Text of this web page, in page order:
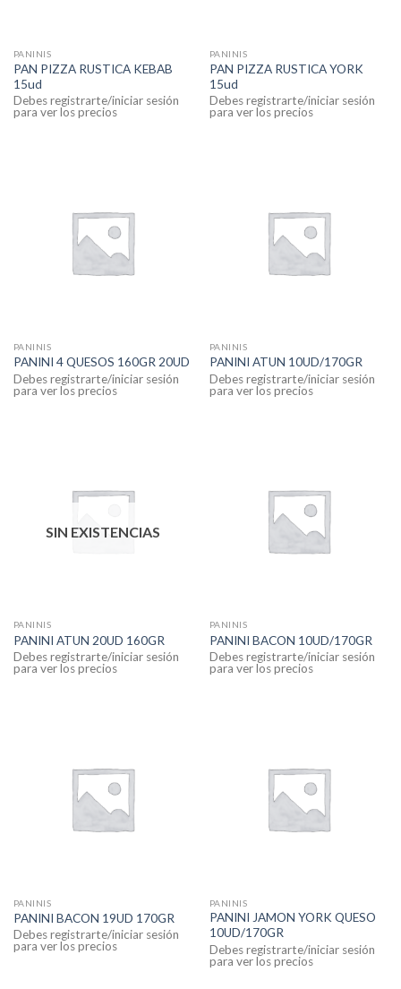
PANINIS
PAN PIZZA RUSTICA KEBAB
15ud
Debes registrarte/iniciar sesión
para ver los precios
PANINIS
PAN PIZZA RUSTICA YORK
15ud
Debes registrarte/iniciar sesión
para ver los precios
PANINIS
PANINI 4 QUESOS 160GR 20UD
Debes registrarte/iniciar sesión
para ver los precios
PANINIS
PANINI ATUN 10UD/170GR
Debes registrarte/iniciar sesión
para ver los precios
SIN EXISTENCIAS
PANINIS
PANINI ATUN 20UD 160GR
Debes registrarte/iniciar sesión
para ver los precios
PANINIS
PANINI BACON 10UD/170GR
Debes registrarte/iniciar sesión
para ver los precios
PANINIS
PANINI BACON 19UD 170GR
Debes registrarte/iniciar sesión
para ver los precios
PANINIS
PANINI JAMON YORK QUESO
10UD/170GR
Debes registrarte/iniciar sesión
para ver los precios